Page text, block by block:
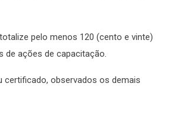
pelo menos 120 (cento e vinte)
de ações de capacitação.
certificado, observados os demais